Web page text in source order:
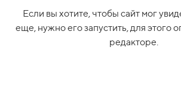
Если вы хотите, чтобы сайт мог
еще, нужно его запустить, для этого
редакторе.